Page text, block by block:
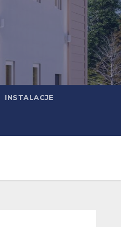
INSTALACJE